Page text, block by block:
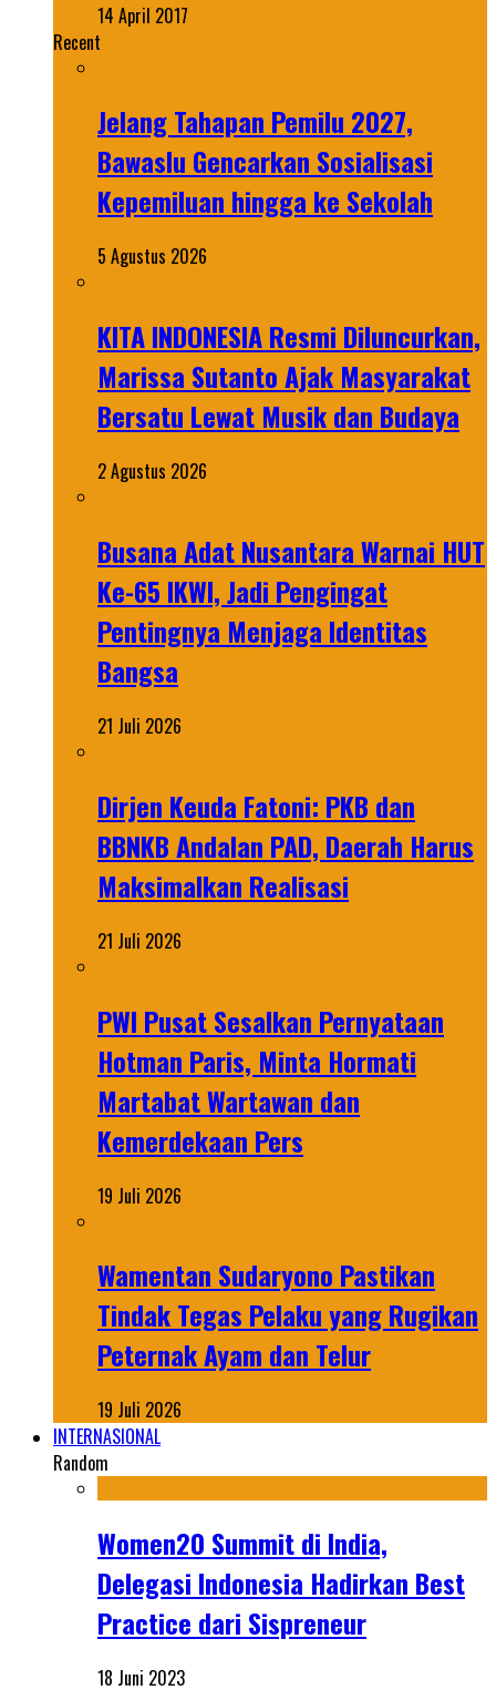
14 April 2017
Recent
Jelang Tahapan Pemilu 2027,
Bawaslu Gencarkan Sosialisasi
Kepemiluan hingga ke Sekolah
5 Agustus 2026
KITA INDONESIA Resmi Diluncurkan,
Marissa Sutanto Ajak Masyarakat
Bersatu Lewat Musik dan Budaya
2 Agustus 2026
Busana Adat Nusantara Warnai HUT
Ke-65 IKWI, Jadi Pengingat
Pentingnya Menjaga Identitas
Bangsa
21 Juli 2026
Dirjen Keuda Fatoni: PKB dan
BBNKB Andalan PAD, Daerah Harus
Maksimalkan Realisasi
21 Juli 2026
PWI Pusat Sesalkan Pernyataan
Hotman Paris, Minta Hormati
Martabat Wartawan dan
Kemerdekaan Pers
19 Juli 2026
Wamentan Sudaryono Pastikan
Tindak Tegas Pelaku yang Rugikan
Peternak Ayam dan Telur
19 Juli 2026
INTERNASIONAL
Random
Women20 Summit di India,
Delegasi Indonesia Hadirkan Best
Practice dari Sispreneur
18 Juni 2023